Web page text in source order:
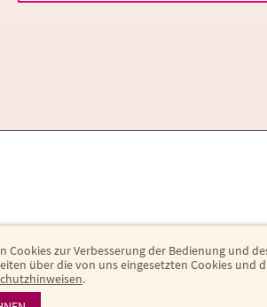
Cookies zur Verbesserung der Bedienung und
über die von uns eingesetzten Cookies und
.